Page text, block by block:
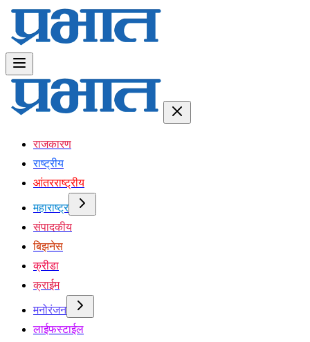
राजकारण
राष्ट्रीय
आंतरराष्ट्रीय
महाराष्ट्र
संपादकीय
बिझनेस
क्रीडा
क्राईम
मनोरंजन
लाईफस्टाईल